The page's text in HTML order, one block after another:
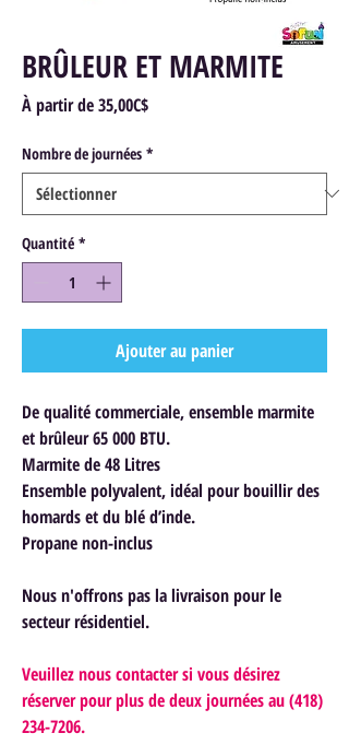
BRÛLEUR ET MARMITE
À partir de35,00C$Prix
Nombre de journées *
Quantité *
Ajouter au panier
De qualité commerciale, ensemble marmite
et brûleur 65 000 BTU.
Marmite de 48 Litres
Ensemble polyvalent, idéal pour bouillir des
homards et du blé d’inde.
Propane non-inclus
Nous n'offrons pas la livraison pour le
secteur résidentiel.
Veuillez nous contacter si vous désirez
réserver pour plus de deux journées au (418)
234-7206.